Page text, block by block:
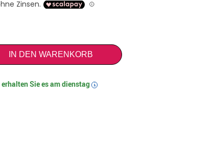
IN DEN WARENKORB
erhalten Sie es amdienstag i